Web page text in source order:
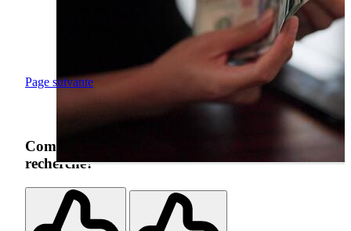
Page suivante
Comment s'est passée votre expérience de
recherche?